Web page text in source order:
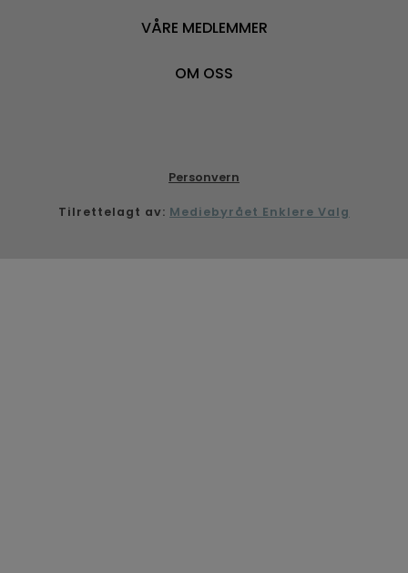
VÅRE MEDLEMMER
OM OSS
Personvern
Tilrettelagt av: Mediebyrået Enklere Valg